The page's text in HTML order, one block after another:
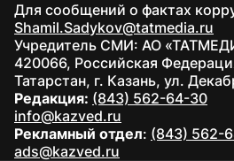
Для сообщений о фактах
Shamil.Sadykov@tatmedia.ru
Учредитель СМИ: АО
420066, Российская
Татарстан, г. Казань, ул.
Редакция: (843) 562-64-30
info@kazved.ru
Рекламный отдел: (843) 562-
ads@kazved.ru